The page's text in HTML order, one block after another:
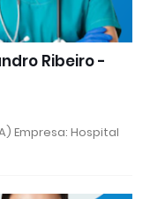
Ribeiro -
Empresa: Hospital